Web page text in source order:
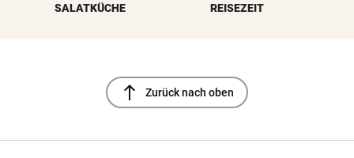
SALATKÜCHE REISEZEIT
north Zurück nach oben